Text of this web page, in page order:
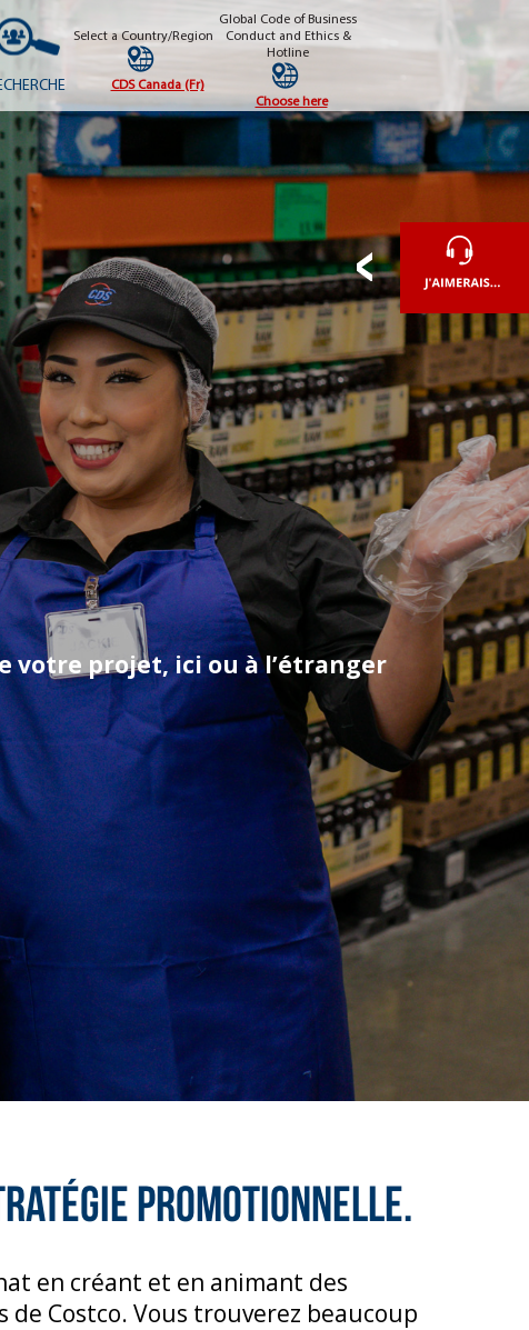
Select a Country/Region
Global Code of Business
Conduct and Ethics &
Hotline
votre projet, ici ou à l’étranger
promotionnelle.
en créant et en animant des
Costco. Vous trouverez beaucoup